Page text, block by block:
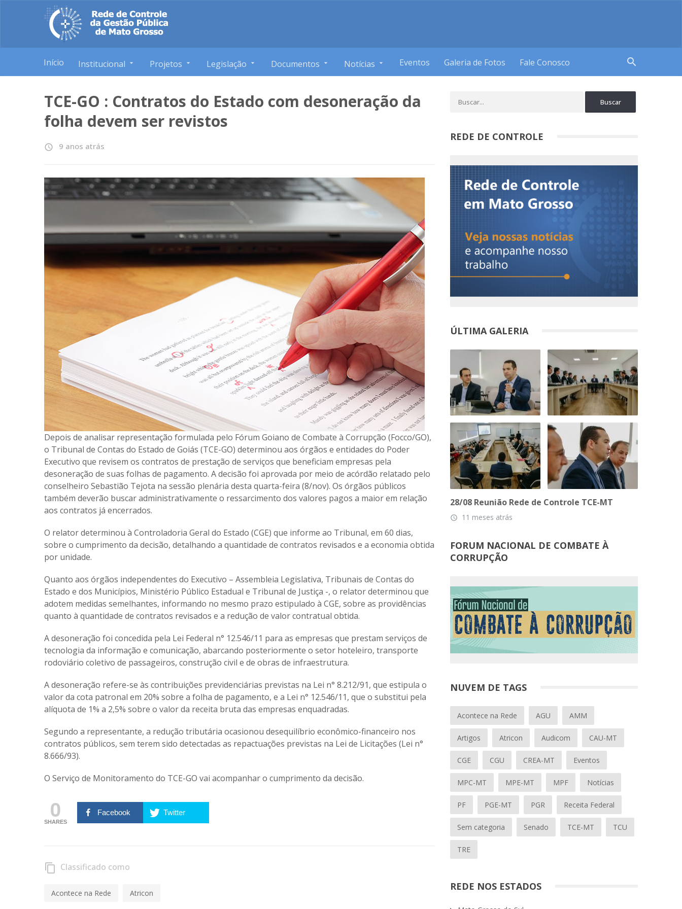
Início Institucional Projetos Legislação Documentos Notícias Eventos Galeria de Fotos Fale Conosco search
TCE-GO : Contratos do Estado com desoneração da
folha devem ser revistos
access_time 9 anos atrás
Depois de analisar representação formulada pelo Fórum Goiano de Combate à Corrupção (Focco/GO),
o Tribunal de Contas do Estado de Goiás (TCE-GO) determinou aos órgãos e entidades do Poder
Executivo que revisem os contratos de prestação de serviços que beneficiam empresas pela
desoneração de suas folhas de pagamento. A decisão foi aprovada por meio de acórdão relatado pelo
conselheiro Sebastião Tejota na sessão plenária desta quarta-feira (8/nov). Os órgãos públicos
também deverão buscar administrativamente o ressarcimento dos valores pagos a maior em relação
aos contratos já encerrados.
O relator determinou à Controladoria Geral do Estado (CGE) que informe ao Tribunal, em 60 dias,
sobre o cumprimento da decisão, detalhando a quantidade de contratos revisados e a economia obtida
por unidade.
Quanto aos órgãos independentes do Executivo – Assembleia Legislativa, Tribunais de Contas do
Estado e dos Municípios, Ministério Público Estadual e Tribunal de Justiça -, o relator determinou que
adotem medidas semelhantes, informando no mesmo prazo estipulado à CGE, sobre as providências
quanto à quantidade de contratos revisados e a redução de valor contratual obtida.
A desoneração foi concedida pela Lei Federal n° 12.546/11 para as empresas que prestam serviços de
tecnologia da informação e comunicação, abarcando posteriormente o setor hoteleiro, transporte
rodoviário coletivo de passageiros, construção civil e de obras de infraestrutura.
A desoneração refere-se às contribuições previdenciárias previstas na Lei n° 8.212/91, que estipula o
valor da cota patronal em 20% sobre a folha de pagamento, e a Lei n° 12.546/11, que o substitui pela
alíquota de 1% a 2,5% sobre o valor da receita bruta das empresas enquadradas.
Segundo a representante, a redução tributária ocasionou desequilíbrio econômico-financeiro nos
contratos públicos, sem terem sido detectadas as repactuações previstas na Lei de Licitações (Lei n°
8.666/93).
O Serviço de Monitoramento do TCE-GO vai acompanhar o cumprimento da decisão.
0
SHARES
Facebook Twitter
content_copy Classificado como
Acontece na Rede Atricon
REDE DE CONTROLE
ÚLTIMA GALERIA
28/08 Reunião Rede de Controle TCE-MT
access_time 11 meses atrás
FORUM NACIONAL DE COMBATE À
CORRUPÇÃO
NUVEM DE TAGS
Acontece na Rede AGU AMM
Artigos Atricon Audicom CAU-MT
CGE CGU CREA-MT Eventos
MPC-MT MPE-MT MPF Notícias
PF PGE-MT PGR Receita Federal
Sem categoria Senado TCE-MT TCU
TRE
REDE NOS ESTADOS